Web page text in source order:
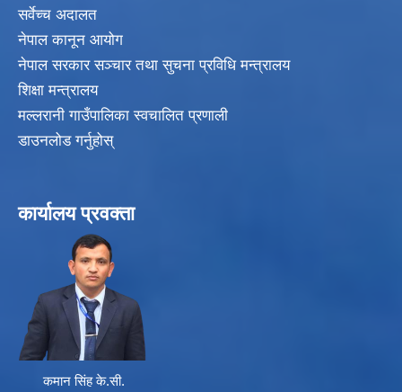
सर्वेच्च अदालत
नेपाल कानून आयोग
नेपाल सरकार सञ्चार तथा सुचना प्रविधि मन्त्रालय
शिक्षा मन्त्रालय
मल्लरानी गाउँपालिका स्वचालित प्रणाली
डाउनलोड गर्नुहोस्
कार्यालय प्रवक्ता
कमान सिंह के.सी.